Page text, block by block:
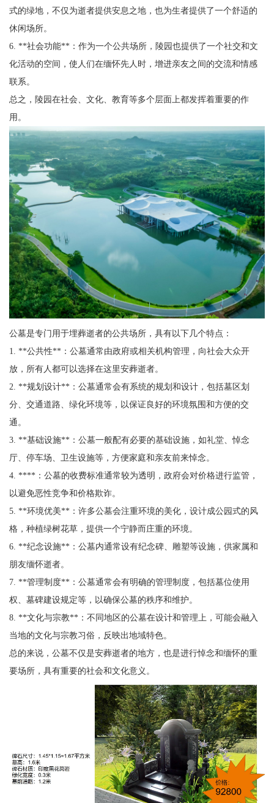
式的绿地，不仅为逝者提供安息之地，也为生者提供了一个舒适的
休闲场所。
6. **社会功能**：作为一个公共场所，陵园也提供了一个社交和文
化活动的空间，使人们在缅怀先人时，增进亲友之间的交流和情感
联系。
总之，陵园在社会、文化、教育等多个层面上都发挥着重要的作
用。
公墓是专门用于埋葬逝者的公共场所，具有以下几个特点：
1. **公共性**：公墓通常由政府或相关机构管理，向社会大众开
放，所有人都可以选择在这里安葬逝者。
2. **规划设计**：公墓通常会有系统的规划和设计，包括墓区划
分、交通道路、绿化环境等，以保证良好的环境氛围和方便的交
通。
3. **基础设施**：公墓一般配有必要的基础设施，如礼堂、悼念
厅、停车场、卫生设施等，方便家庭和亲友前来悼念。
4. ****：公墓的收费标准通常较为透明，政府会对价格进行监管，
以避免恶性竞争和价格欺诈。
5. **环境优美**：许多公墓会注重环境的美化，设计成公园式的风
格，种植绿树花草，提供一个宁静而庄重的环境。
6. **纪念设施**：公墓内通常设有纪念碑、雕塑等设施，供家属和
朋友缅怀逝者。
7. **管理制度**：公墓通常会有明确的管理制度，包括墓位使用
权、墓碑建设规定等，以确保公墓的秩序和维护。
8. **文化与宗教**：不同地区的公墓在设计和管理上，可能会融入
当地的文化与宗教习俗，反映出地域特色。
总的来说，公墓不仅是安葬逝者的地方，也是进行悼念和缅怀的重
要场所，具有重要的社会和文化意义。